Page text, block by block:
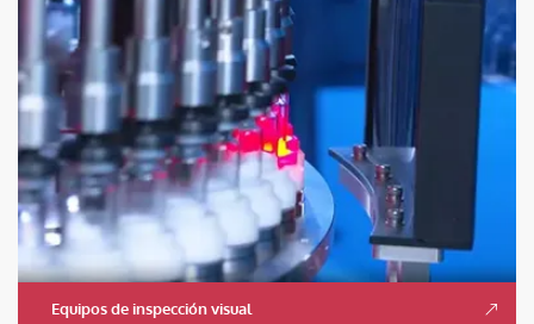
Equipos de inspección visual